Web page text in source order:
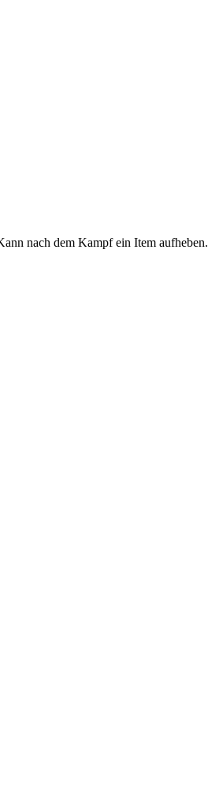
nach dem Kampf ein Item aufheben.